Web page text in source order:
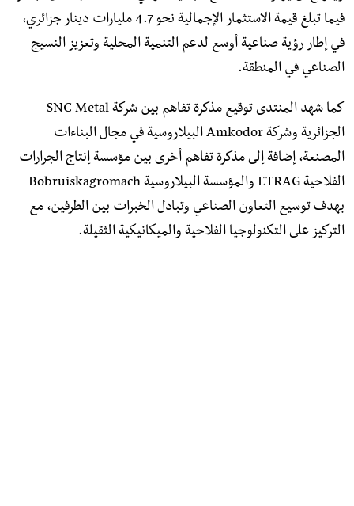
فيما تبلغ قيمة الاستثمار الإجمالية نحو 4.7 مليارات دينار جزائري،
في إطار رؤية صناعية أوسع لدعم التنمية المحلية وتعزيز النسيج
الصناعي في المنطقة.
كما شهد المنتدى توقيع مذكرة تفاهم بين شركة SNC Metal
الجزائرية وشركة Amkodor البيلاروسية في مجال البناءات
المصنعة، إضافة إلى مذكرة تفاهم أخرى بين مؤسسة إنتاج الجرارات
الفلاحية ETRAG والمؤسسة البيلاروسية Bobruiskagromach
بهدف توسيع التعاون الصناعي وتبادل الخبرات بين الطرفين، مع
التركيز على التكنولوجيا الفلاحية والميكانيكية الثقيلة.